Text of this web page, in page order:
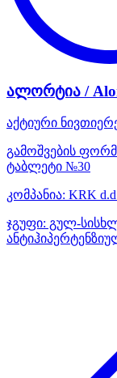
ალორტია /
აქტიური
გამოშვების
ტაბლეტი №30
კომპანია: KRK
ჯგუფი: გულ-